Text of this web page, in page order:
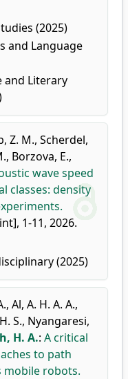
(2025)
and Language
Literary
Z. M., Scherdel,
, Borzova, E.,
wave speed
classes: density
1-11, 2026.
(2025)
, Al, A. H. A. A.,
S., Nyangaresi,
H. A.: A critical
to path
robots.